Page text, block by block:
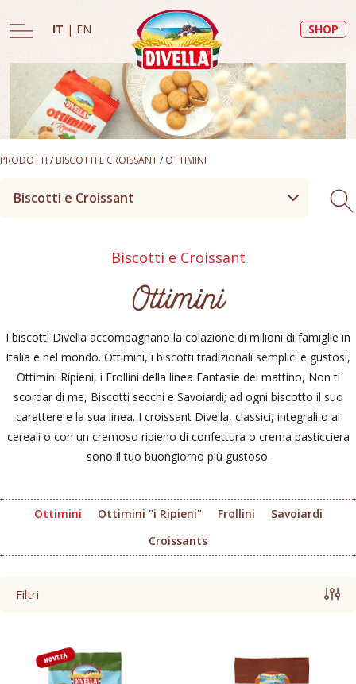
IT | EN SHOP
PRODOTTI / BISCOTTI E CROISSANT/ OTTIMINI
Biscotti e Croissant
Biscotti e Croissant
Ottimini
I biscotti Divella accompagnano la colazione di milioni di famiglie in
Italia e nel mondo. Ottimini, i biscotti tradizionali semplici e gustosi,
Ottimini Ripieni, i Frollini della linea Fantasie del mattino, Non ti
scordar di me, Biscotti secchi e Savoiardi; ad ogni biscotto il suo
carattere e la sua linea. I croissant Divella, classici, integrali o ai
cereali o con un cremoso ripieno di confettura o crema pasticciera
sono il tuo buongiorno più gustoso.
Ottimini Ottimini "i Ripieni" Frollini
Savoiardi
Croissants
Filtri